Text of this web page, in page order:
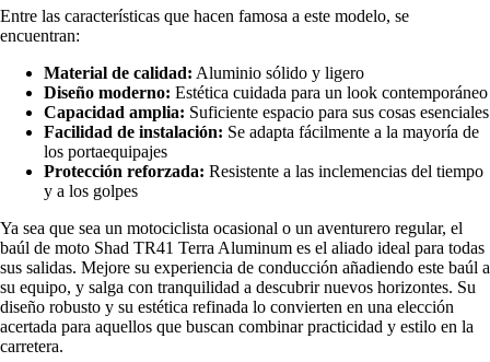
Entre las características que hacen famosa a este modelo, se
encuentran:
Material de calidad: Aluminio sólido y ligero
Diseño moderno: Estética cuidada para un look contemporáneo
Capacidad amplia: Suficiente espacio para sus cosas esenciales
Facilidad de instalación: Se adapta fácilmente a la mayoría de
los portaequipajes
Protección reforzada: Resistente a las inclemencias del tiempo
y a los golpes
Ya sea que sea un motociclista ocasional o un aventurero regular, el
baúl de moto Shad TR41 Terra Aluminum es el aliado ideal para todas
sus salidas. Mejore su experiencia de conducción añadiendo este baúl a
su equipo, y salga con tranquilidad a descubrir nuevos horizontes. Su
diseño robusto y su estética refinada lo convierten en una elección
acertada para aquellos que buscan combinar practicidad y estilo en la
carretera.